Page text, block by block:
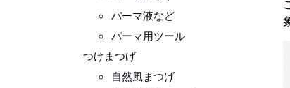
パーマ液など
パーマ用ツール
つけまつげ
自然風まつげ